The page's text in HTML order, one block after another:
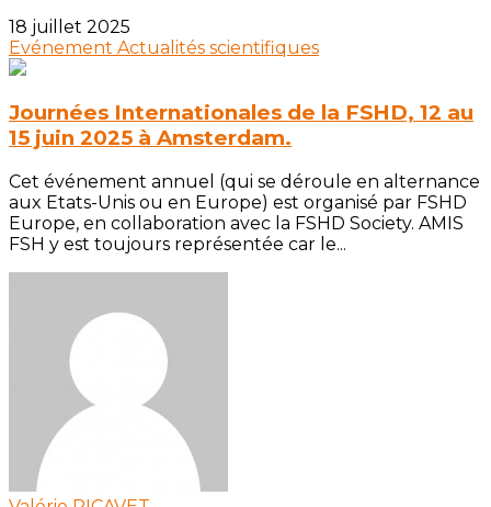
18 juillet 2025
Evénement Actualités scientifiques
Journées Internationales de la FSHD, 12 au
15 juin 2025 à Amsterdam.
Cet événement annuel (qui se déroule en alternance
aux Etats-Unis ou en Europe) est organisé par FSHD
Europe, en collaboration avec la FSHD Society. AMIS
FSH y est toujours représentée car le...